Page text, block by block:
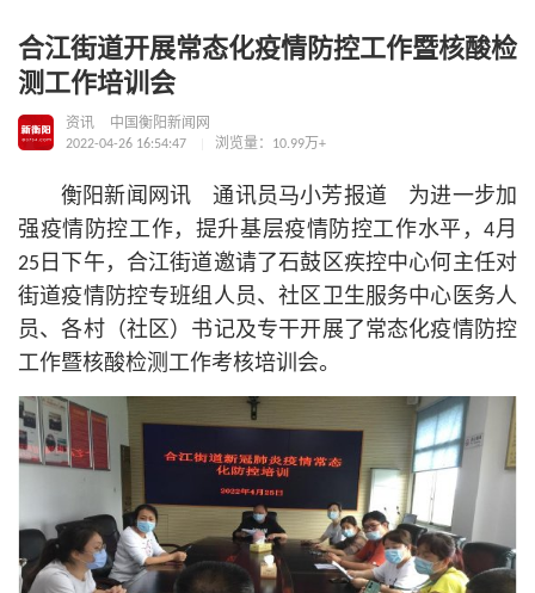
合江街道开展常态化疫情防控工作暨核酸检
测工作培训会
资讯
中国衡阳新闻网
2022-04-26 16:54:47
浏览量：10.99万+
衡阳新闻网讯 通讯员马小芳报道 为进一步加
强疫情防控工作，提升基层疫情防控工作水平，4月
25日下午，合江街道邀请了石鼓区疾控中心何主任对
街道疫情防控专班组人员、社区卫生服务中心医务人
员、各村（社区） 书记及专干开展了常态化疫情防控
工作暨核酸检测工作考核培训会。